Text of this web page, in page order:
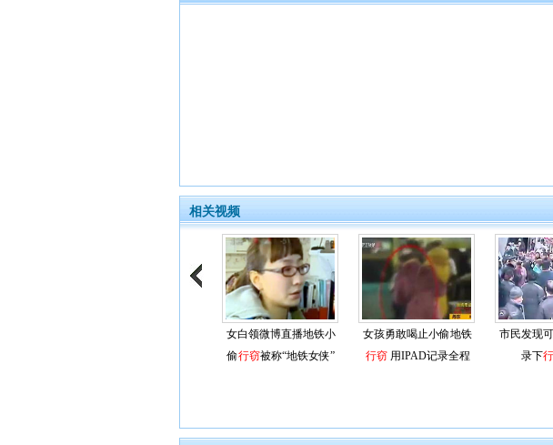
相关视频
女白领微博直播地铁小
偷行窃被称“地铁女侠”
女孩勇敢喝止小偷地铁
行窃用IPAD记录全程
市民发现
录下